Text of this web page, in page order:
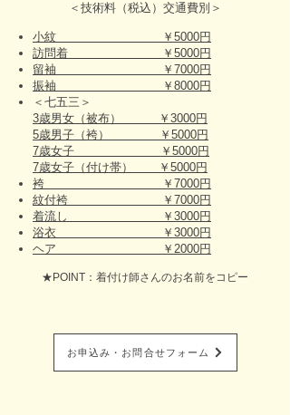
＜技術料（税込）交通費別＞
小紋 ￥5000円
訪問着 ￥5000円
留袖 ￥7000円
振袖 ￥8000円
＜七五三＞
3歳男女（被布） ￥3000円
5歳男子（袴） ￥5000円
7歳女子 ￥5000円
7歳女子（付け帯） ￥5000円
袴 ￥7000円
紋付袴 ￥7000円
着流し ￥3000円
浴衣 ￥3000円
ヘア ￥2000円
★POINT：着付け師さんのお名前をコピー
お申込み・お問合せフォーム